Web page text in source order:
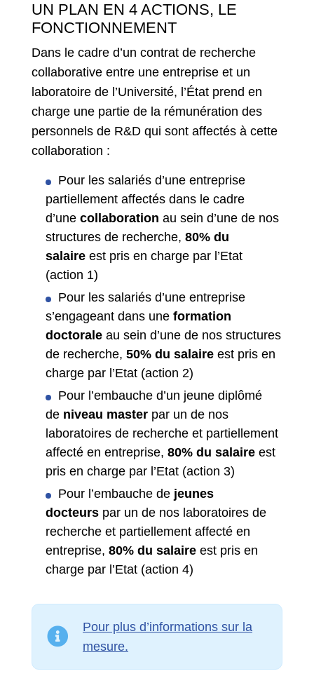
UN PLAN EN 4 ACTIONS, LE
FONCTIONNEMENT
Dans le cadre d’un contrat de recherche
collaborative entre une entreprise et un
laboratoire de l’Université, l’État prend en
charge une partie de la rémunération des
personnels de R&D qui sont affectés à cette
collaboration :
Pour les salariés d’une entreprise
partiellement affectés dans le cadre
d’une collaboration au sein d’une de nos
structures de recherche, 80% du
salaire est pris en charge par l’Etat
(action 1)
Pour les salariés d’une entreprise
s’engageant dans une formation
doctorale au sein d’une de nos structures
de recherche, 50% du salaire est pris en
charge par l’Etat (action 2)
Pour l’embauche d’un jeune diplômé
de niveau master par un de nos
laboratoires de recherche et partiellement
affecté en entreprise, 80% du salaire est
pris en charge par l’Etat (action 3)
Pour l’embauche de jeunes
docteurs par un de nos laboratoires de
recherche et partiellement affecté en
entreprise, 80% du salaire est pris en
charge par l’Etat (action 4)
Pour plus d’informations sur la
mesure.